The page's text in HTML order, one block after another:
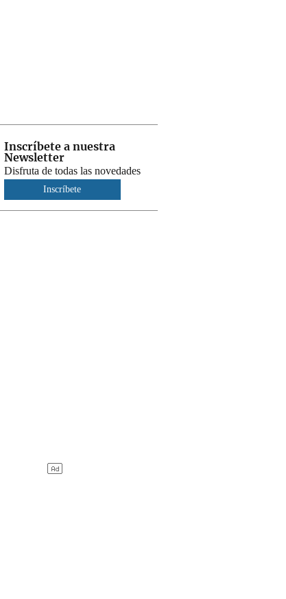
Inscríbete a nuestra
Newsletter
Disfruta de todas las novedades
Inscríbete